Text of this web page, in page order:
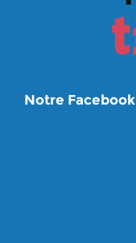
Notre Facebook